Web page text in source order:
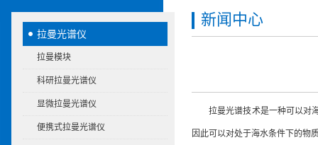
拉曼光谱仪
拉曼模块
科研拉曼光谱仪
显微拉曼光谱仪
便携式拉曼光谱仪
新闻中心
拉曼光谱技术是一种可以对海
因此可以对处于海水条件下的物